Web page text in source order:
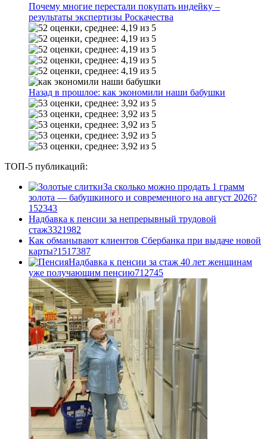
Почему многие перестали покупать индейку –
результаты экспертизы Роскачества
Назад в прошлое: как экономили наши бабушки
ТОП-5 публикаций:
За сколько можно продать 1 грамм
золота — бабушкиного и современного на август 2026?
1 52343
Надбавка к пенсии за непрерывный трудовой
стаж3321982
Как обманывают клиентов Сбербанка при выдаче новой
карты?1517387
Надбавка к пенсии за стаж 40 лет женщинам
уже получающим пенсию712745